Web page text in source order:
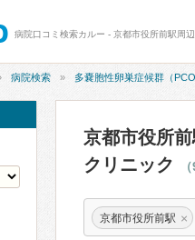
病院検索 多嚢胞性卵巣症候群（
京都市役所
クリニック
京都市役所前駅 ×